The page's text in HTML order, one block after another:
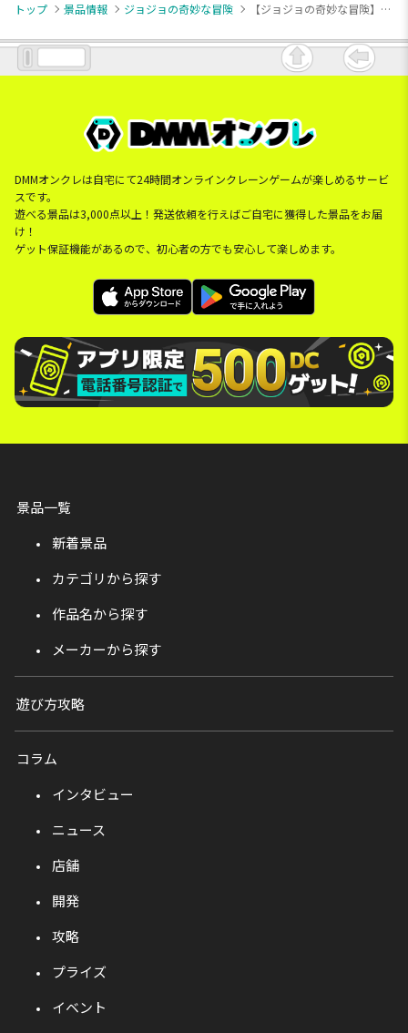
トップ
景品情報 ジョジョの奇妙な冒険 【ジョジョの奇妙な冒険】【C空条徐倫】ジョジョの奇妙な冒険 ちびぐるみvol.2
DMMオンクレは自宅にて24時間オンラインクレーンゲームが楽しめるサービ
スです。
遊べる景品は3,000点以上！発送依頼を行えばご自宅に獲得した景品をお届
け！
ゲット保証機能があるので、初心者の方でも安心して楽しめます。
景品一覧
新着景品
カテゴリから探す
作品名から探す
メーカーから探す
遊び方攻略
コラム
インタビュー
ニュース
店舗
開発
攻略
プライズ
イベント